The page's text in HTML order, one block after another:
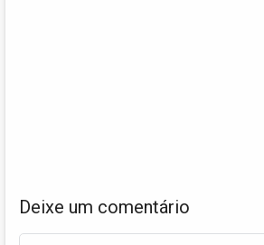
Deixe um comentário